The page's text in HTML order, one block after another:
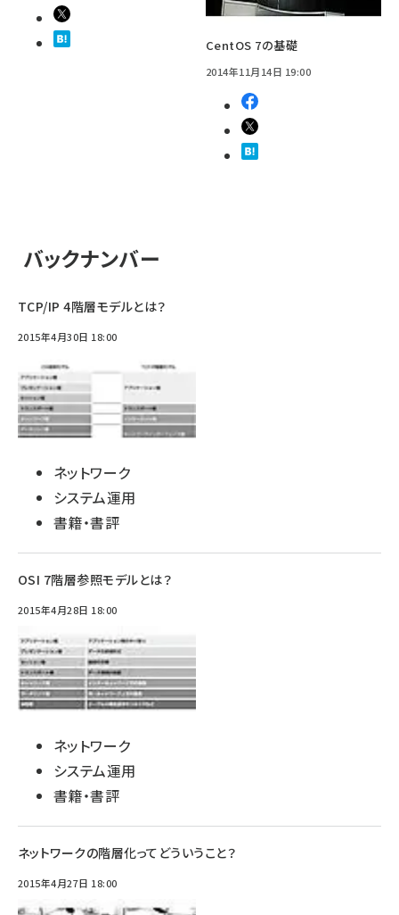
CentOS 7の基礎
2014年11月14日 19:00
バックナンバー
TCP/IP 4階層モデルとは？
2015年4月30日 18:00
ネットワーク
システム運用
書籍・書評
OSI 7階層参照モデルとは？
2015年4月28日 18:00
ネットワーク
システム運用
書籍・書評
ネットワークの階層化ってどういうこと？
2015年4月27日 18:00